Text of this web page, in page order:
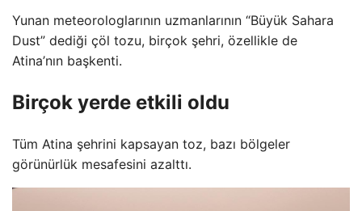
Yunan meteorologlarının uzmanlarının “Büyük Sahara
Dust” dediği çöl tozu, birçok şehri, özellikle de
Atina’nın başkenti.
Birçok yerde etkili oldu
Tüm Atina şehrini kapsayan toz, bazı bölgeler
görünürlük mesafesini azalttı.